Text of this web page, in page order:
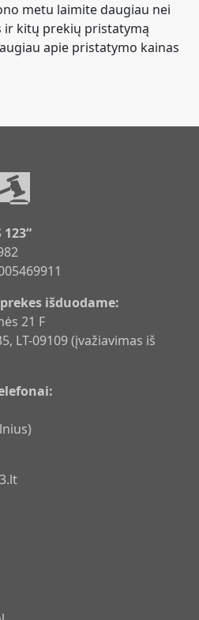
metu laimite daugiau nei
ir kitų prekių pristatymą
apie pristatymo kainas
123“
išduodame:
21 F
LT-09109 (įvažiavimas iš